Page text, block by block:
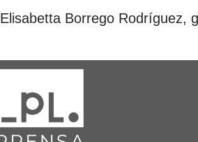
Elisabetta Borrego Rodríguez,